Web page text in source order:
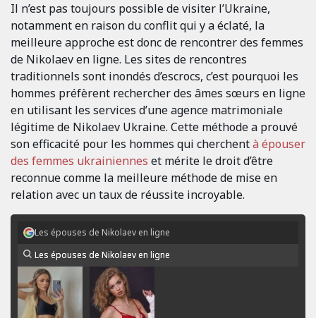
Il n’est pas toujours possible de visiter l’Ukraine,
notamment en raison du conflit qui y a éclaté, la
meilleure approche est donc de rencontrer des femmes
de Nikolaev en ligne. Les sites de rencontres
traditionnels sont inondés d’escrocs, c’est pourquoi les
hommes préfèrent rechercher des âmes sœurs en ligne
en utilisant les services d’une agence matrimoniale
légitime de Nikolaev Ukraine. Cette méthode a prouvé
son efficacité pour les hommes qui cherchentà épouser
des femmes ukrainiennes et mérite le droit d’être
reconnue comme la meilleure méthode de mise en
relation avec un taux de réussite incroyable.
Les épouses de Nikolaev en ligne
Les épouses de Nikolaev en ligne